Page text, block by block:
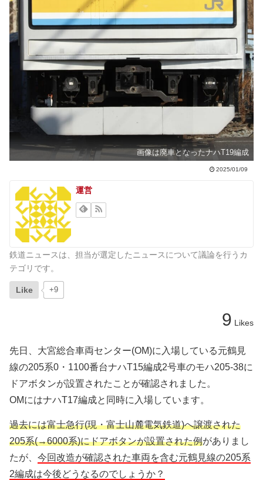
画像は廃車となったナハT19編成
2025/01/09
運営
鉄道ニュースは、担当が選定したニュースについて議論を行うカ
テゴリです。
Like +9
9 Likes
先日、大宮総合車両センター(OM)に入場している元鶴見
線の205系0・1100番台ナハT15編成2号車のモハ205-38に
ドアボタンが設置されたことが確認されました。
OMにはナハT17編成と同時に入場しています。
過去には富士急行(現・富士山麓電気鉄道)へ譲渡された
205系(→6000系)にドアボタンが設置された例がありまし
たが、 今回改造が確認された車両を含む元鶴見線の205系
2編成は今後どうなるのでしょうか？